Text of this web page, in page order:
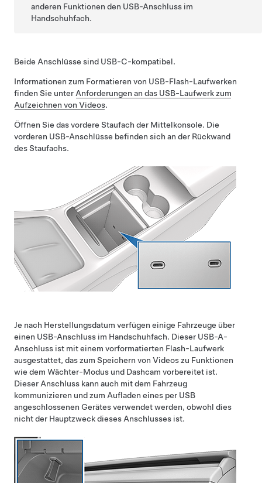
anderen Funktionen den USB-Anschluss im
Handschuhfach.
Beide Anschlüsse sind USB-C-kompatibel.
Informationen zum Formatieren von USB-Flash-Laufwerken
finden Sie unter Anforderungen an das USB-Laufwerk zum
Aufzeichnen von Videos.
Öffnen Sie das vordere Staufach der Mittelkonsole. Die
vorderen USB-Anschlüsse befinden sich an der Rückwand
des Staufachs.
Je nach Herstellungsdatum verfügen einige Fahrzeuge über
einen USB-Anschluss im Handschuhfach. Dieser USB-A-
Anschluss ist mit einem vorformatierten Flash-Laufwerk
ausgestattet, das zum Speichern von Videos zu Funktionen
wie dem Wächter-Modus und Dashcam vorbereitet ist.
Dieser Anschluss kann auch mit dem Fahrzeug
kommunizieren und zum Aufladen eines per USB
angeschlossenen Gerätes verwendet werden, obwohl dies
nicht der Hauptzweck dieses Anschlusses ist.